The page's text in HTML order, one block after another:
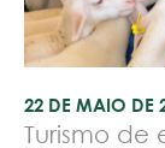
22 DE MAIO DE
Turismo